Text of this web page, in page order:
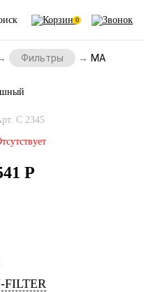
0
Фильтры MANN-
C 2345
Р
FILTER